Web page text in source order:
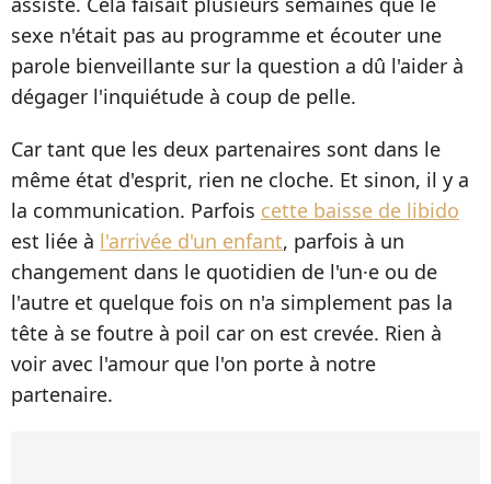
sexe n'était pas au programme et écouter une
parole bienveillante sur la question a dû l'aider à
dégager l'inquiétude à coup de pelle.
Car tant que les deux partenaires sont dans le
même état d'esprit, rien ne cloche. Et sinon, il y a
la communication. Parfois cette baisse de libido
est liée à l'arrivée d'un enfant, parfois à un
changement dans le quotidien de l'un·e ou de
l'autre et quelque fois on n'a simplement pas la
tête à se foutre à poil car on est crevée. Rien à
voir avec l'amour que l'on porte à notre
partenaire.